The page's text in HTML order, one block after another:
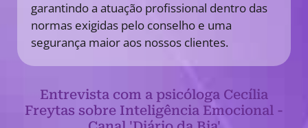
garantindo a atuação profissional dentro das
normas exigidas pelo conselho e uma
segurança maior aos nossos clientes.
Entrevista com a psicóloga Cecília
Freytas sobre Inteligência Emocional -